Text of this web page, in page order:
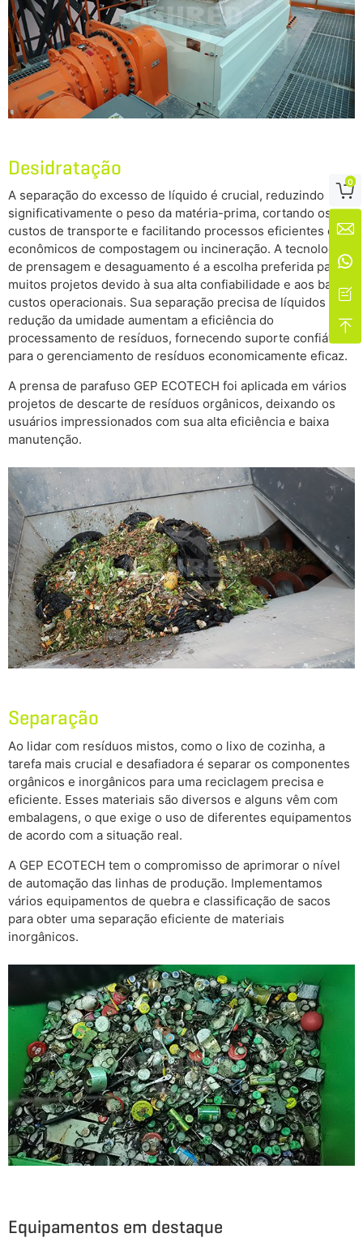
Desidratação
A separação do excesso de líquido é crucial, reduzindo
significativamente o peso da matéria-prima, cortando os
custos de transporte e facilitando processos eficientes e
econômicos de compostagem ou incineração. A tecnologia
de prensagem e desaguamento é a escolha preferida para
muitos projetos devido à sua alta confiabilidade e aos baixos
custos operacionais. Sua separação precisa de líquidos e a
redução da umidade aumentam a eficiência do
processamento de resíduos, fornecendo suporte confiável
para o gerenciamento de resíduos economicamente eficaz.
A prensa de parafuso GEP ECOTECH foi aplicada em vários
projetos de descarte de resíduos orgânicos, deixando os
usuários impressionados com sua alta eficiência e baixa
manutenção.
Separação
Ao lidar com resíduos mistos, como o lixo de cozinha, a
tarefa mais crucial e desafiadora é separar os componentes
orgânicos e inorgânicos para uma reciclagem precisa e
eficiente. Esses materiais são diversos e alguns vêm com
embalagens, o que exige o uso de diferentes equipamentos
de acordo com a situação real.
A GEP ECOTECH tem o compromisso de aprimorar o nível
de automação das linhas de produção. Implementamos
vários equipamentos de quebra e classificação de sacos
para obter uma separação eficiente de materiais
inorgânicos.
Equipamentos em destaque

0



